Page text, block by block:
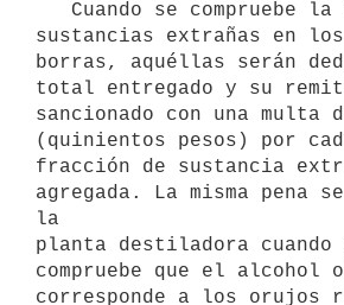
sustancias extrañas en
borras, aquéllas serán
total entregado y su
sancionado con una multa
(quinientos pesos) por
fracción de sustancia
agregada. La misma pena
la
planta destiladora cuando
compruebe que el alcohol
corresponde a los orujos